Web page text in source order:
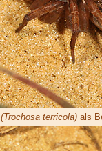
(Trochosa terricola)als